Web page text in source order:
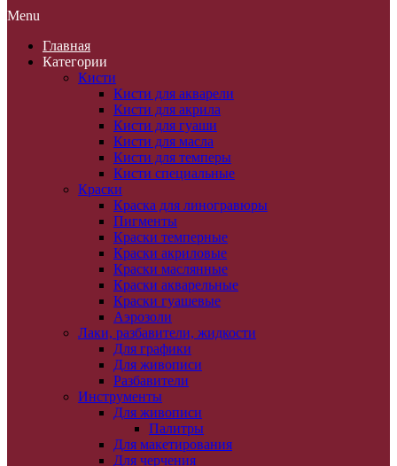
Menu
Главная
Категории
Кисти
Кисти для акварели
Кисти для акрила
Кисти для гуаши
Кисти для масла
Кисти для темперы
Кисти специальные
Краски
Краска для линогравюры
Пигменты
Краски темперные
Краски акриловые
Краски маслянные
Краски акварельные
Краски гуашевые
Аэрозоли
Лаки, разбавители, жидкости
Для графики
Для живописи
Разбавители
Инструменты
Для живописи
Палитры
Для макетирования
Для черчения